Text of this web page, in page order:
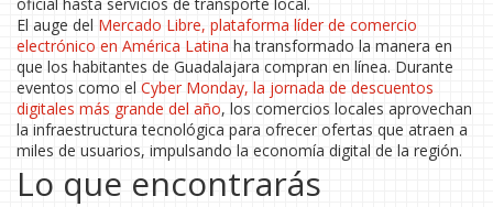
El auge del Mercado Libre, plataforma líder de comercio
electrónico en América Latina ha transformado la manera en
que los habitantes de Guadalajara compran en línea. Durante
eventos como el Cyber Monday, la jornada de descuentos
digitales más grande del año, los comercios locales aprovechan
la infraestructura tecnológica para ofrecer ofertas que atraen a
miles de usuarios, impulsando la economía digital de la región.
Lo que encontrarás